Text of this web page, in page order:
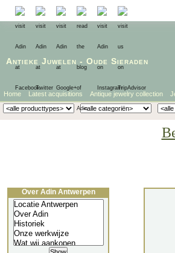
Antieke Juwelen - Oude Sieraden
Home Latest acquisitions Antique jewelry collection
Over Adin Antwerpen